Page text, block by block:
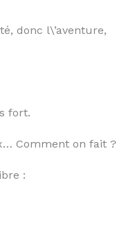
donc l\’aventure,
fort.
Comment on fait ?
: